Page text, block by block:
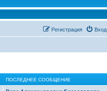
Вход
Регистрация
ПОСЛЕДНЕЕ СООБЩЕНИЕ